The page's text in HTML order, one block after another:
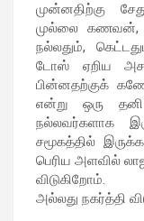
முன்னதிற்கு
முல்லை கணவன்,
நல்லதும்,
டோஸ் ஏறிய
பின்னதற்குக்
என்று ஒரு
நல்லவர்களாக
சமூகத்தில்
பெரிய அளவில்
விடுகிறோம்.
அல்லது நகர்த்தி